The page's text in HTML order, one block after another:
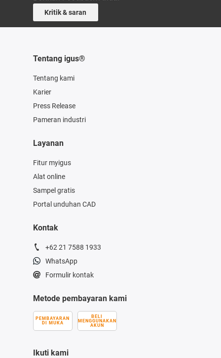
Kritik & saran
Tentang igus®
Tentang kami
Karier
Press Release
Pameran industri
Layanan
Fitur myigus
Alat online
Sampel gratis
Portal unduhan CAD
Kontak
+62 21 7588 1933
WhatsApp
Formulir kontak
Metode pembayaran kami
PEMBAYARAN
DI MUKA
BELI
MENGGUNAKAN
AKUN
Ikuti kami